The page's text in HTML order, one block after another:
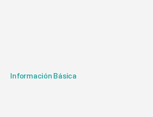
Información Básica